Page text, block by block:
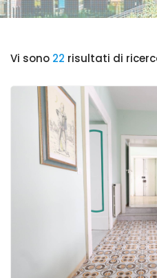
Vi sono 22 risultati di